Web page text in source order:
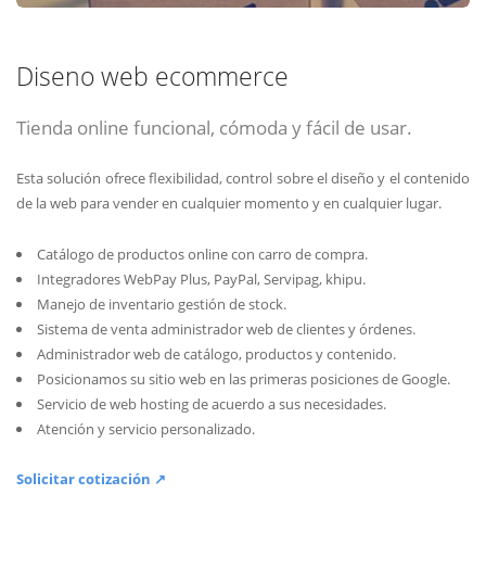
Diseno web ecommerce
Tienda online funcional, cómoda y fácil de usar.
Esta solución ofrece flexibilidad, control sobre el diseño y el contenido
de la web para vender en cualquier momento y en cualquier lugar.
Catálogo de productos online con carro de compra.
Integradores WebPay Plus, PayPal, Servipag, khipu.
Manejo de inventario gestión de stock.
Sistema de venta administrador web de clientes y órdenes.
Administrador web de catálogo, productos y contenido.
Posicionamos su sitio web en las primeras posiciones de Google.
Servicio de web hosting de acuerdo a sus necesidades.
Atención y servicio personalizado.
Solicitar cotización ↗